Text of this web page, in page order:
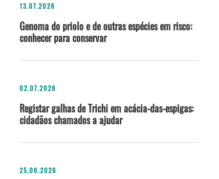
13.07.2026
Genoma do priolo e de outras espécies em risco:
conhecer para conservar
02.07.2026
Registar galhas de Trichi em acácia-das-espigas:
cidadãos chamados a ajudar
25.06.2026